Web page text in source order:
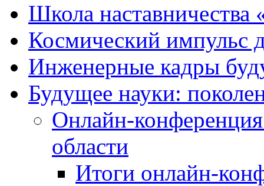
Школа
Космический импульс
Инженерные кадры
Будущее науки:
Онлайн-
области
Итоги онлайн-